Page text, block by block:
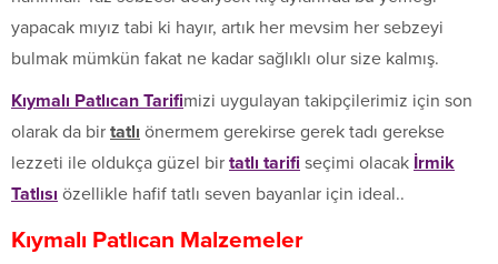
yapacak mıyız tabi ki hayır, artık her mevsim her sebzeyi
bulmak mümkün fakat ne kadar sağlıklı olur size kalmış.
Kıymalı Patlıcan Tarifimizi uygulayan takipçilerimiz için son
olarak da bir tatlı önermem gerekirse gerek tadı gerekse
lezzeti ile oldukça güzel bir tatlı tarifi seçimi olacak İrmik
Tatlısı özellikle hafif tatlı seven bayanlar için ideal..
Kıymalı Patlıcan Malzemeler